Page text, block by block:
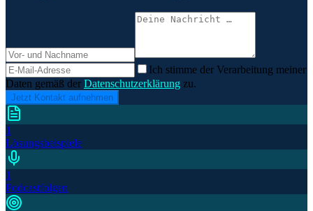
Ich stimme der Verarbeitung meiner
Daten gemäß der Datenschutzerklärung zu.
Jetzt Kontakt aufnehmen
1
Lösungsbeispiele
1
Podcastfolgen